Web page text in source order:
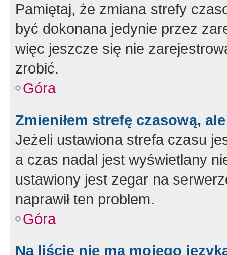
Pamiętaj, że zmiana strefy
być dokonana jedynie przez
więc jeszcze się nie
zrobić.
Góra
Zmieniłem strefę czasową,
Jeżeli ustawiona strefa czasu
a czas nadal jest wyświetlany
ustawiony jest zegar na
naprawił ten problem.
Góra
Na liście nie ma mojego